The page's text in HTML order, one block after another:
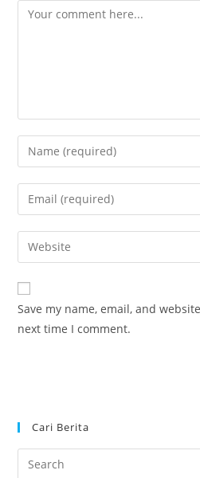
Comment
Enter
your
name
comment
Enter
your
email
address
comment
Enter
your
website
URL
(optional)
Save my name, email, and
next time I comment.
Cari Berita